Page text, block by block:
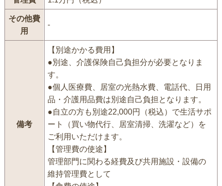
その他費
用
-
備考
【別途かかる費用】
●別途、介護保険自己負担分が必要となりま
す。
●個人医療費、居室の光熱水費、電話代、日用
品・介護用品費は別途自己負担となります。
●自立の方も別途22,000円（税込）で生活サポ
ート（買い物代行、居室清掃、洗濯など）を
ご利用いただけます。
【管理費の使途】
管理部門に関わる経費及び共用施設・設備の
維持管理費として